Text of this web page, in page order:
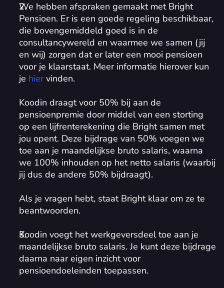
We hebben afspraken gemaakt met Bright
Pensioen. Er is een goede regeling beschikbaar,
die bovengemiddeld goed is in de
consultancywereld en waarmee we samen (jij
en wij) zorgen dat er later een mooi pensioen
voor je klaarstaat. Meer informatie hierover kun
je hier vinden.
Koodin draagt voor 50% bij aan de
pensioenpremie door middel van een storting
op een lijfrenterekening die Bright samen met
jou opent. Deze bijdrage van 50% voegen we
toe aan je maandelijkse bruto salaris, waarna
we 100% inhouden op het netto salaris (waarbij
jij dus de andere 50% bijdraagt).
Als je vragen hebt, staat Bright klaar om ze te
beantwoorden.
Koodin voegt het werkgeversdeel toe aan je
maandelijkse bruto salaris. Je kunt deze bijdrage
daarna naar eigen inzicht voor
pensioendoeleinden toepassen.